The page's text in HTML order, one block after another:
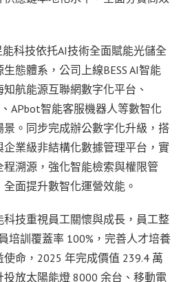
能科技依托AI技術全面賦能光儲全
態體系，公司上線BESS AI智能
航能源互聯網數字化平台、
APbot智能客服機器人等數智化
。同步完成辦公數字化升級，搭
業級非結構化數據管理平台，實
溯源，強化智能檢索與權限管
面提升數智化運營效能。
科技重視員工關懷與成長，員工整
培訓覆蓋率 100%，完善人才培養
命，2025 年完成價值 239.4 萬
放太陽能燈 8000 余台、移動電